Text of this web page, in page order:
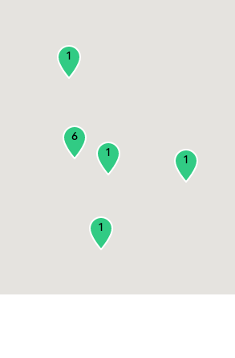
6
1 1
1
1